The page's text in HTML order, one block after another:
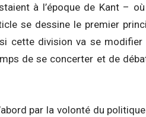
à l’époque de Kant – où
se dessine le premier
cette division va se
de se concerter et de
par la volonté du